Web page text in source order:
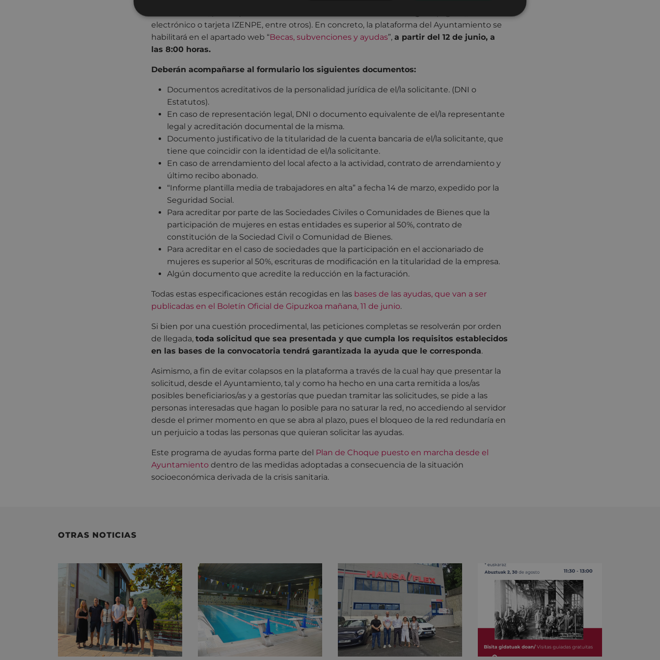
electrónico o tarjeta IZENPE, entre otros). En concreto, la plataforma del Ayuntamiento se
habilitará en el apartado web “Becas, subvenciones y ayudas”, a partir del 12 de junio, a
las 8:00 horas.
Deberán acompañarse al formulario los siguientes documentos:
Documentos acreditativos de la personalidad jurídica de el/la solicitante. (DNI o
Estatutos).
En caso de representación legal, DNI o documento equivalente de el/la representante
legal y acreditación documental de la misma.
Documento justificativo de la titularidad de la cuenta bancaria de el/la solicitante, que
tiene que coincidir con la identidad de el/la solicitante.
En caso de arrendamiento del local afecto a la actividad, contrato de arrendamiento y
último recibo abonado.
“Informe plantilla media de trabajadores en alta” a fecha 14 de marzo, expedido por la
Seguridad Social.
Para acreditar por parte de las Sociedades Civiles o Comunidades de Bienes que la
participación de mujeres en estas entidades es superior al 50%, contrato de
constitución de la Sociedad Civil o Comunidad de Bienes.
Para acreditar en el caso de sociedades que la participación en el accionariado de
mujeres es superior al 50%, escrituras de modificación en la titularidad de la empresa.
Algún documento que acredite la reducción en la facturación.
Todas estas especificaciones están recogidas en las bases de las ayudas, que van a ser
publicadas en el Boletín Oficial de Gipuzkoa mañana, 11 de junio.
Si bien por una cuestión procedimental, las peticiones completas se resolverán por orden
de llegada, toda solicitud que sea presentada y que cumpla los requisitos establecidos
en las bases de la convocatoria tendrá garantizada la ayuda que le corresponda.
Asimismo, a fin de evitar colapsos en la plataforma a través de la cual hay que presentar la
solicitud, desde el Ayuntamiento, tal y como ha hecho en una carta remitida a los/as
posibles beneficiarios/as y a gestorías que puedan tramitar las solicitudes, se pide a las
personas interesadas que hagan lo posible para no saturar la red, no accediendo al servidor
desde el primer momento en que se abra al plazo, pues el bloqueo de la red redundaría en
un perjuicio a todas las personas que quieran solicitar las ayudas.
Este programa de ayudas forma parte del Plan de Choque puesto en marcha desde el
Ayuntamiento dentro de las medidas adoptadas a consecuencia de la situación
socioeconómica derivada de la crisis sanitaria.
OTRAS NOTICIAS